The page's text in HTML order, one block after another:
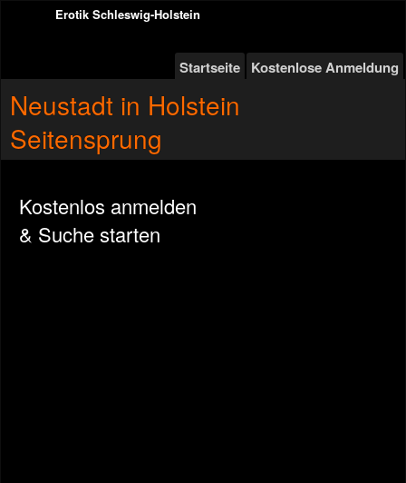
Erotik Schleswig-Holstein
Startseite Kostenlose Anmeldung
Neustadt in Holstein
Seitensprung
Kostenlos anmelden
& Suche starten